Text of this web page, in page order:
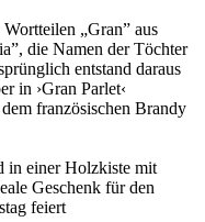
„Gran” aus
die Namen der Töchter
entstand daraus
in ›Gran Parlet‹
französischen Brandy
in einer Holzkiste mit
Geschenk für den
feiert